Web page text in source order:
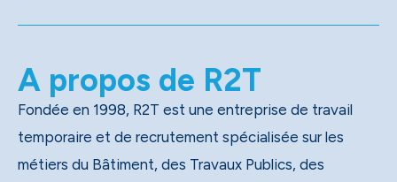
A propos de R2T
Fondée en 1998, R2T est une entreprise de travail
temporaire et de recrutement spécialisée sur les
métiers du Bâtiment, des Travaux Publics, des